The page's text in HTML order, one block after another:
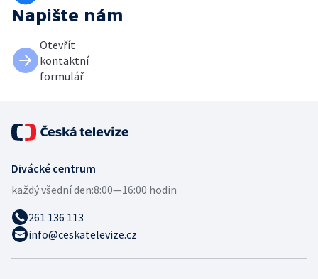
Napište nám
Otevřít
kontaktní
formulář
Divácké centrum
každý všední den:8:00—16:00 hodin
261 136 113
info@ceskatelevize.cz